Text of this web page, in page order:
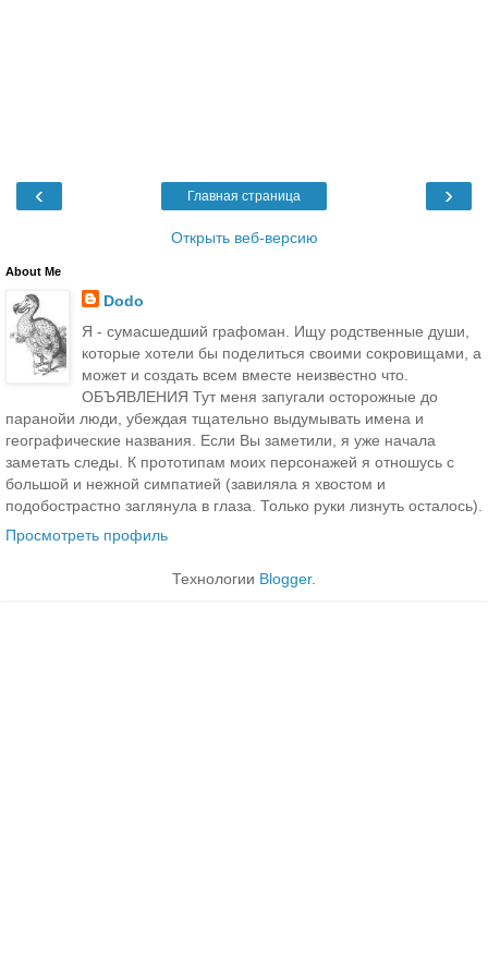
‹ ›
Главная страница
Открыть веб-версию
About Me
Dodo
Я - сумасшедший графоман. Ищу родственные души,
которые хотели бы поделиться своими сокровищами, а
может и создать всем вместе неизвестно что.
ОБЪЯВЛЕНИЯ Тут меня запугали осторожные до
паранойи люди, убеждая тщательно выдумывать имена и
географические названия. Если Вы заметили, я уже начала
заметать следы. К прототипам моих персонажей я отношусь с
большой и нежной симпатией (завиляла я хвостом и
подобострастно заглянула в глаза. Только руки лизнуть осталось).
Просмотреть профиль
Технологии Blogger.